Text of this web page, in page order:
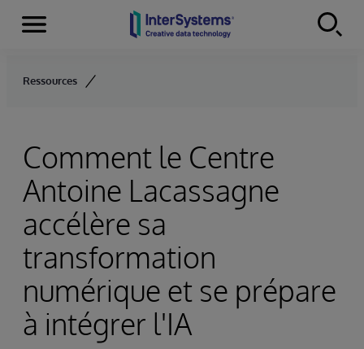
Skip to content
Menu
Ressources
Comment le Centre
Antoine Lacassagne
accélère sa
transformation
numérique et se prépare
à intégrer l'IA